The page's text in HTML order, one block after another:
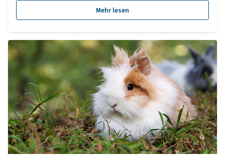
mit der Futtersuche. Unsere Kaninchen, die als Haustiere gehalten
werden, müssen sich oft keine Mühe mehr geben, um an Futter zu
Mehr lesen